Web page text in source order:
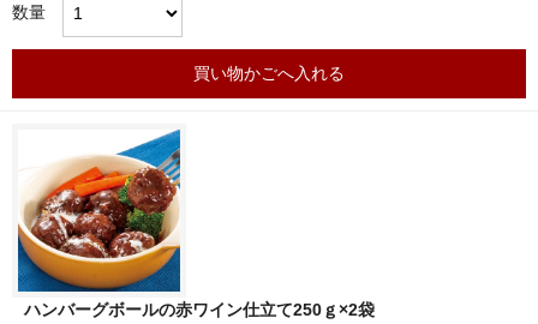
数量
買い物かごへ入れる
ハンバーグボールの赤ワイン仕立て250ｇ×2袋